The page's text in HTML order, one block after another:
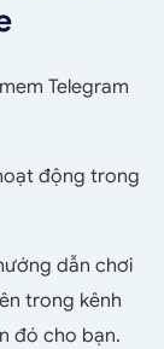
Telegram
động trong
dẫn chơi
trong kênh
đó cho bạn.